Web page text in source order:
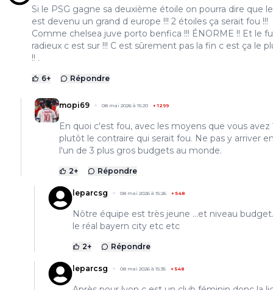
Si le PSG gagne sa deuxième étoile on pourra dire que
est devenu un grand d europe !!! 2 étoiles ça serait fou !!!
Comme chelsea juve porto benfica !!! ÉNORME !! Et le
radieux c est sur !!! C est sûrement pas la fin c est ça le
!! .
6+ Répondre
mopi69 08 mai 2026 à 15:20 +1299
En quoi c'est fou, avec les moyens que vous avez
plutôt le contraire qui serait fou. Ne pas y arriver
l'un de 3 plus gros budgets au monde.
2+ Répondre
leparcsg 08 mai 2026 à 15:26 +548
Nôtre équipe est très jeune ...et niveau
le réal bayern city etc etc
2+ Répondre
leparcsg 08 mai 2026 à 15:35 +548